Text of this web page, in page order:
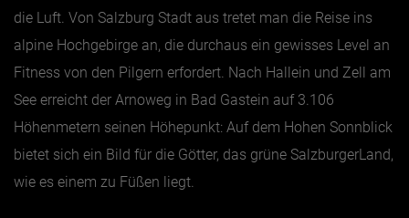
die Luft. Von Salzburg Stadt aus tretet man die Reise ins
alpine Hochgebirge an, die durchaus ein gewisses Level an
Fitness von den Pilgern erfordert. Nach Hallein und Zell am
See erreicht der Arnoweg in Bad Gastein auf 3.106
Höhenmetern seinen Höhepunkt: Auf dem Hohen Sonnblick
bietet sich ein Bild für die Götter, das grüne SalzburgerLand,
wie es einem zu Füßen liegt.